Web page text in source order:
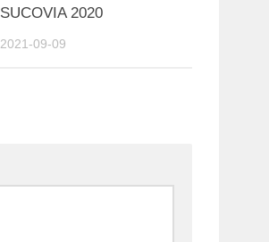
SUCOVIA 2020
2021-09-09